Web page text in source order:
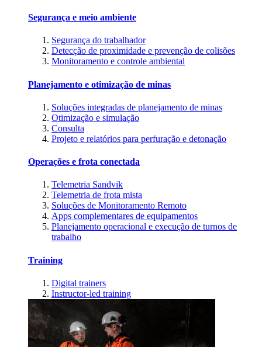
Segurança e meio ambiente
Segurança do trabalhador
Detecção de proximidade e prevenção de colisões
Monitoramento e controle ambiental
Planejamento e otimização de minas
Soluções integradas de planejamento de minas
Otimização e simulação
Consulta
Projeto e relatórios para perfuração e detonação
Operações e frota conectada
Telemetria Sandvik
Telemetria de frota mista
Soluções de Monitoramento Remoto
Apps complementares de equipamentos
Planejamento operacional e execução de turnos de
trabalho
Training
Digital trainers
Instructor-led training